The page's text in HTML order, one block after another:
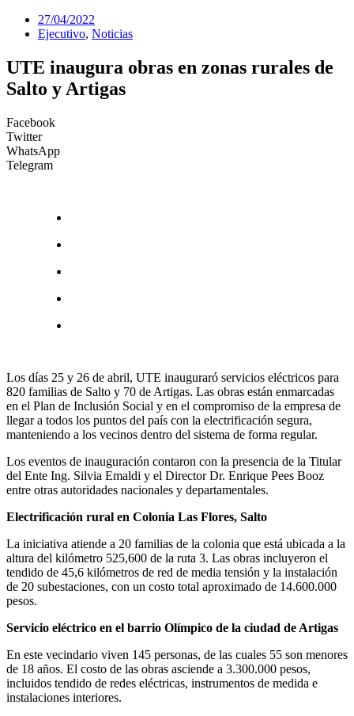
27/04/2022
Ejecutivo, Noticias
UTE inaugura obras en zonas rurales de
Salto y Artigas
Facebook
Twitter
WhatsApp
Telegram
Los días 25 y 26 de abril, UTE inauguraró servicios eléctricos para
820 familias de Salto y 70 de Artigas. Las obras están enmarcadas
en el Plan de Inclusión Social y en el compromiso de la empresa de
llegar a todos los puntos del país con la electrificación segura,
manteniendo a los vecinos dentro del sistema de forma regular.
Los eventos de inauguración contaron con la presencia de la Titular
del Ente Ing. Silvia Emaldi y el Director Dr. Enrique Pees Booz
entre otras autoridades nacionales y departamentales.
Electrificación rural en Colonia Las Flores, Salto
La iniciativa atiende a 20 familias de la colonia que está ubicada a la
altura del kilómetro 525,600 de la ruta 3. Las obras incluyeron el
tendido de 45,6 kilómetros de red de media tensión y la instalación
de 20 subestaciones, con un costo total aproximado de 14.600.000
pesos.
Servicio eléctrico en el barrio Olímpico de la ciudad de Artigas
En este vecindario viven 145 personas, de las cuales 55 son menores
de 18 años. El costo de las obras asciende a 3.300.000 pesos,
incluidos tendido de redes eléctricas, instrumentos de medida e
instalaciones interiores.